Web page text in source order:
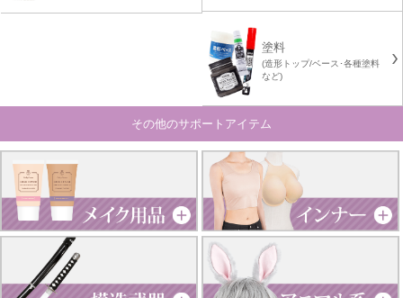
塗料
(造形トップ/ベース･各種塗料
など)
その他のサポートアイテム